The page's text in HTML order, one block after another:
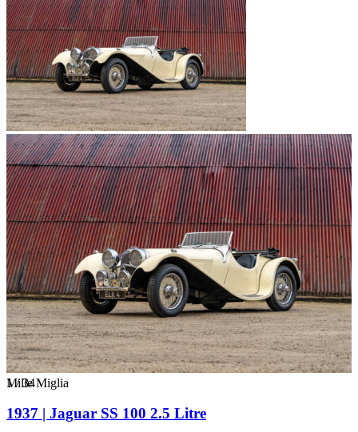
1/34
Mille Miglia
1937 | Jaguar SS 100 2.5 Litre